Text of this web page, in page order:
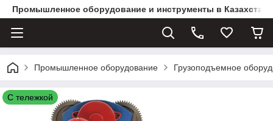
Промышленное оборудование и инструменты в
Промышленное оборудование Грузоподъемное
С тележкой